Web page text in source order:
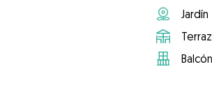
Jardín
Balcón